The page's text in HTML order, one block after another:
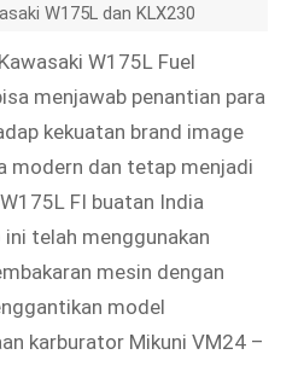
W175L dan KLX230
W175L Fuel
menjawab penantian para
kekuatan brand image
modern dan tetap menjadi
FI buatan India
telah menggunakan
mesin dengan
model
karburator Mikuni VM24 –